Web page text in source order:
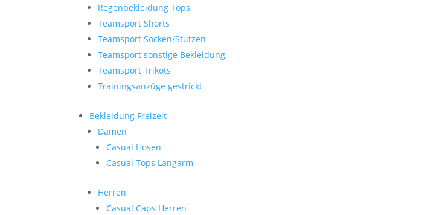
Regenbekleidung Tops
Teamsport Shorts
Teamsport Socken/Stutzen
Teamsport sonstige Bekleidung
Teamsport Trikots
Trainingsanzüge gestrickt
Bekleidung Freizeit
Damen
Casual Hosen
Casual Tops Langarm
Herren
Casual Caps Herren